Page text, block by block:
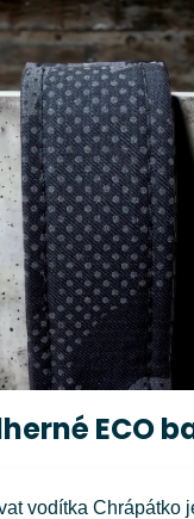
ECO
vodítka Chrápátko